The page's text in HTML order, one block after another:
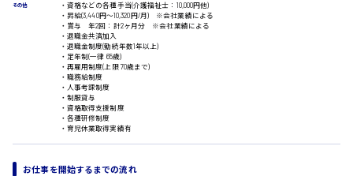
ラウンダー営業
ルート営業
その他の専門職
その他
・資格などの各種手当(介護福祉士：10,000円他)
・昇給(3,440円〜10,320円/月) ※会社業績による
・賞与 年2回：計2ヶ月分 ※会社業績による
・退職金共済加入
・退職金制度(勤続年数1年以上)
・定年制(一律 65歳)
・再雇用制度(上限 70歳まで)
・職務給制度
・人事考課制度
・制服貸与
・資格取得支援制度
・各種研修制度
・育児休業取得実績有
お仕事を開始するまでの流れ